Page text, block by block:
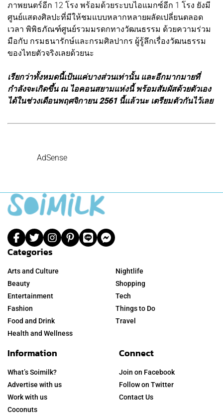
ภาพยนตร์อีก 12 โรง พร้อมด้วยระบบไอแมกซ์อีก 1 โรง ยังมี
ศูนย์แสดงศิลปะที่มีให้ชมแบบหลากหลายผลัดเปลี่ยนตลอด
เวลา พิพิธภัณฑ์ศูนย์รวมมรดกทางวัฒนธรรม ด้วยความร่วม
มือกับ กรมธนารักษ์และกรมศิลปากร ผู้รู้ลึกเรื่องวัฒนธรรม
ของไทยตัวจริงเลยด้วยนะ
เรียกว่าทั้งหมดนี้เป้นแค่บางส่วนเท่านั้น และอีกมากมายที่
กำลังจะเกิดขึ้น ณ ไอคอนสยามแห่งนี้ พร้อมสัมผัสด้วยตัวเอง
ได้ในช่วงเดือนพฤศจิกายน 2561 นี้แล้วนะ เตรียมตัวกันไว้เลย
AdSense
Categories
Arts and Culture
Beauty
Entertainment
Fashion
Food and Drink
Health and Wellness
Nightlife
Shopping
Tech
Things to Do
Travel
Information
What’s Soimilk?
Advertise with us
Work with us
Coconuts
Connect
Join on Facebook
Follow on Twitter
Contact Us